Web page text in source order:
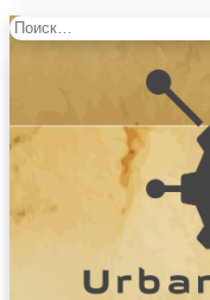
Найти: